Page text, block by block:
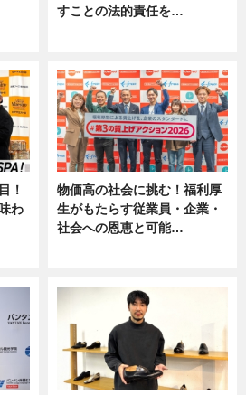
すことの法的責任を…
！
わ
物価高の社会に挑む！福利厚
生がもたらす従業員・企業・
社会への恩恵と可能…